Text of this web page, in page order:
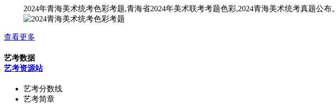
2024年青海美术统考色彩考题,青海省2024年美术联考考题色彩,2024青海美术统考真题公布。
查看更多
艺考数据
艺考资源站
艺考分数线
艺考简章